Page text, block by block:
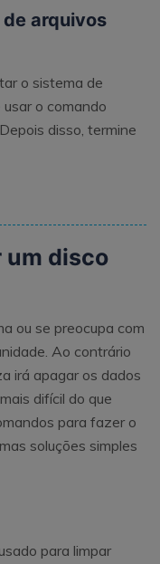
arquivos
o sistema de
o comando
disso, termine
um disco
ou se preocupa com
Ao contrário
irá apagar os dados
difícil do que
para fazer o
soluções simples
para limpar